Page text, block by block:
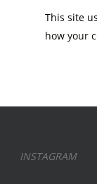
This site
how your
INSTAGRAM